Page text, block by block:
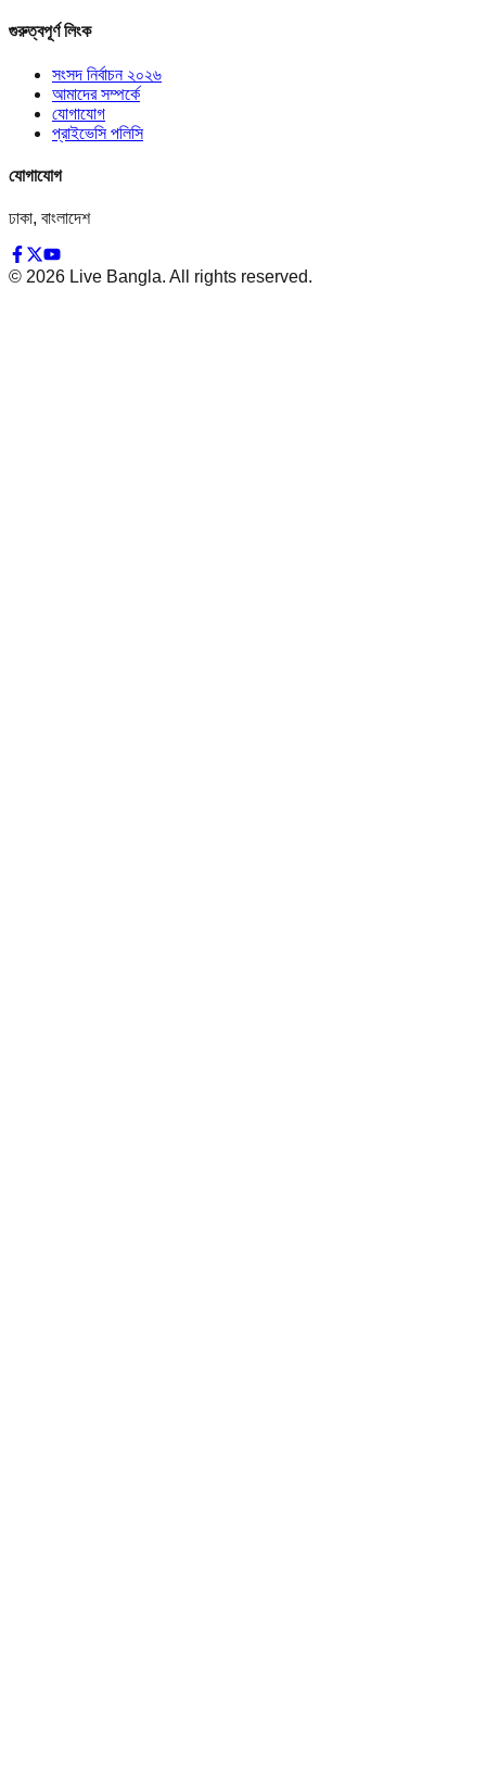
গুরুত্বপূর্ণ লিংক
সংসদ নির্বাচন ২০২৬
আমাদের সম্পর্কে
যোগাযোগ
প্রাইভেসি পলিসি
যোগাযোগ
ঢাকা, বাংলাদেশ
© 2026 Live Bangla. All rights reserved.